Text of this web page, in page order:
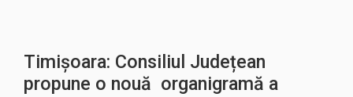
Timișoara: Consiliul Județean
propune o nouă organigramă a